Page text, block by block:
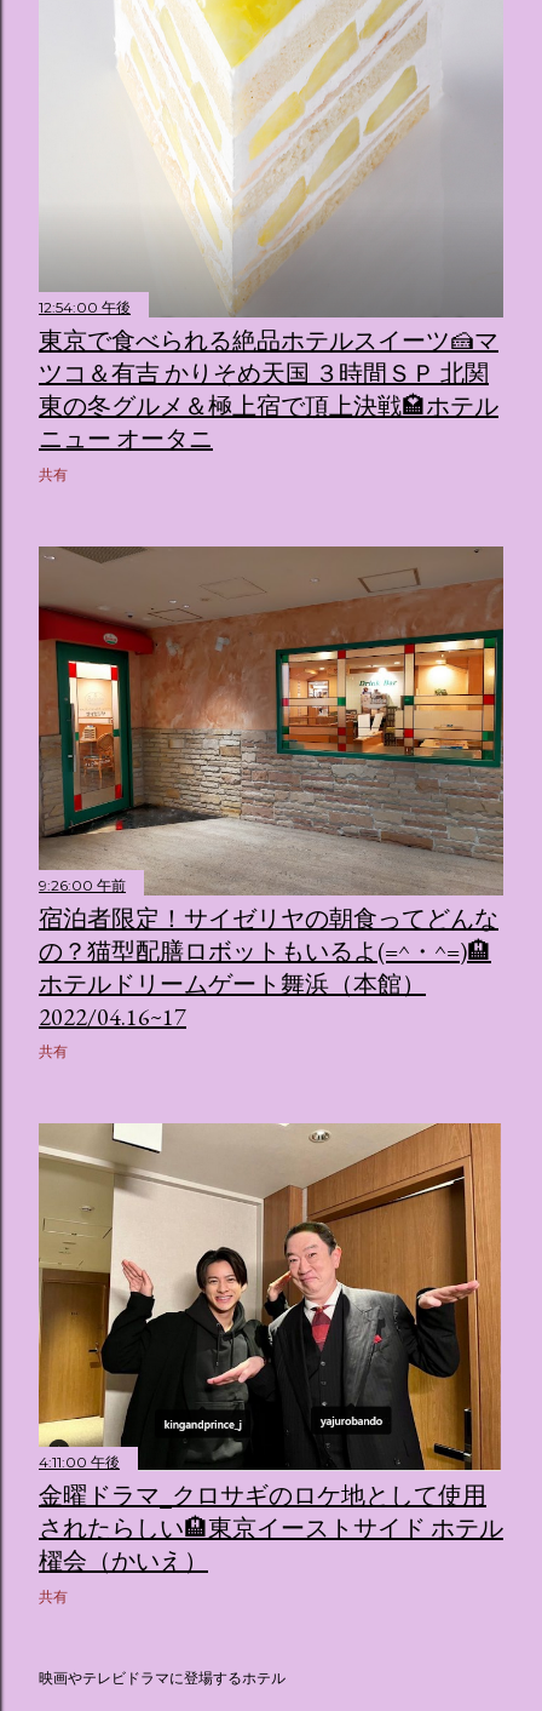
12:54:00 午後
東京で食べられる絶品ホテルスイーツ🍰マ
ツコ＆有吉 かりそめ天国 ３時間ＳＰ 北関
東の冬グルメ＆極上宿で頂上決戦🏩ホテル
ニュー オータニ
共有
9:26:00 午前
宿泊者限定！サイゼリヤの朝食ってどんな
の？猫型配膳ロボットもいるよ(=^・^=)🏨
ホテルドリームゲート舞浜（本館）
2022/04.16~17
共有
4:11:00 午後
金曜ドラマ_クロサギのロケ地として使用
されたらしい🏨東京イーストサイド ホテル
櫂会（かいえ）
共有
映画やテレビドラマに登場するホテル